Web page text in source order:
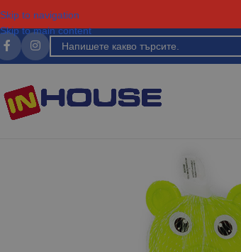
Skip to navigation
Skip to main content